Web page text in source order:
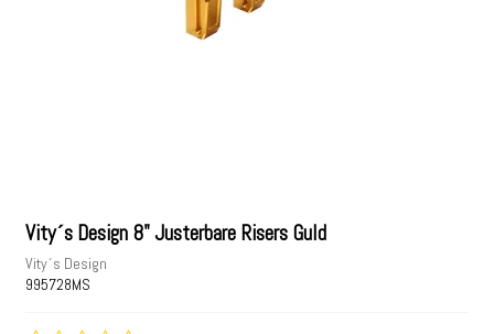
Vity´s Design 8" Justerbare Risers Guld
Vity´s Design
995728MS